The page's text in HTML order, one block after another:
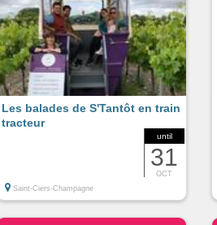
until
31
OCT
Les balades de S'Tantôt en train
tracteur
Saint-Ciers-Champagne